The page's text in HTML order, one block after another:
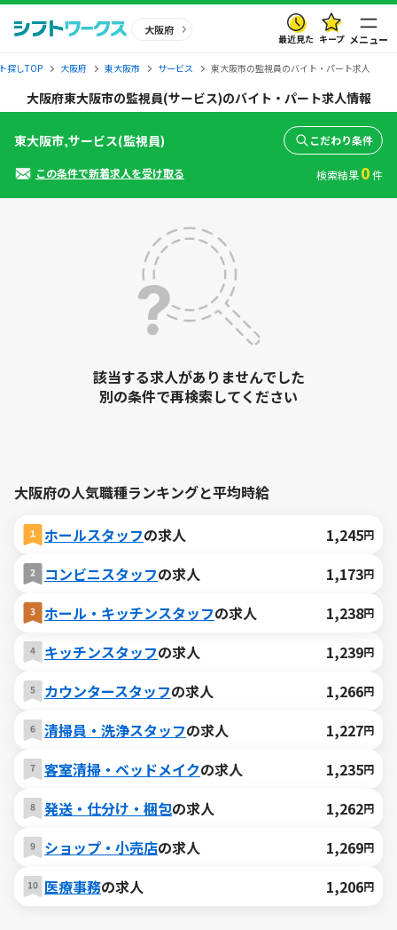
大阪府
最近見た キープ メニュー
探しTOP 大阪府 東大阪市 サービス 東大阪市の監視員のバイト・パート求人
大阪府東大阪市の監視員(サービス)のバイト・パート求人情報
該当する求人がありませんでした
別の条件で再検索してください
東大阪市,サービス(監視員) こだわり条件
この条件で新着求人を受け取る 検索結果0件
大阪府の人気職種ランキングと平均時給
ホールスタッフの求人 1,245円
コンビニスタッフの求人 1,173円
ホール・キッチンスタッフの求人 1,238円
キッチンスタッフの求人 1,239円
カウンタースタッフの求人 1,266円
清掃員・洗浄スタッフの求人 1,227円
客室清掃・ベッドメイクの求人 1,235円
発送・仕分け・梱包の求人 1,262円
ショップ・小売店の求人 1,269円
医療事務の求人 1,206円